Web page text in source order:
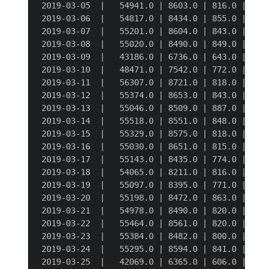
2019-03-05  |   54941.0 | 8603.0 | 816.0 |
2019-03-06  |   54817.0 | 8434.0 | 855.0 |
2019-03-07  |   55201.0 | 8604.0 | 843.0 |
2019-03-08  |   55020.0 | 8490.0 | 849.0 |
2019-03-09  |   43186.0 | 6736.0 | 643.0 |
2019-03-10  |   48471.0 | 7542.0 | 772.0 |
2019-03-11  |   56307.0 | 8721.0 | 818.0 |
2019-03-12  |   55374.0 | 8653.0 | 843.0 |
2019-03-13  |   55046.0 | 8509.0 | 887.0 |
2019-03-14  |   55518.0 | 8551.0 | 848.0 |
2019-03-15  |   55329.0 | 8575.0 | 818.0 |
2019-03-16  |   55030.0 | 8651.0 | 815.0 |
2019-03-17  |   55143.0 | 8435.0 | 774.0 |
2019-03-18  |   54065.0 | 8211.0 | 816.0 |
2019-03-19  |   55097.0 | 8395.0 | 771.0 |
2019-03-20  |   55198.0 | 8472.0 | 863.0 |
2019-03-21  |   54978.0 | 8490.0 | 820.0 |
2019-03-22  |   55464.0 | 8561.0 | 820.0 |
2019-03-23  |   55384.0 | 8482.0 | 800.0 |
2019-03-24  |   55295.0 | 8594.0 | 841.0 |
2019-03-25  |   42069.0 | 6365.0 | 606.0 |